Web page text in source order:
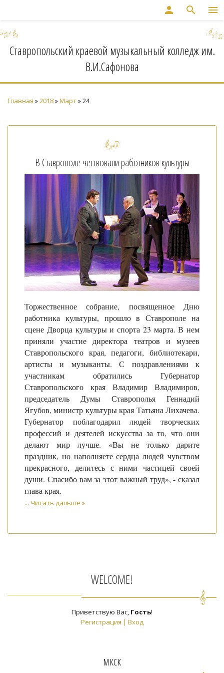
menu
search
person
Ставропольский краевой музыкальный колледж им.
В.И.Сафонова
Главная »2018»Март»24
В Ставрополе чествовали работников культуры
Торжественное собрание, посвященное Дню
работника культуры, прошло в Ставрополе на
сцене Дворца культуры и спорта 23 марта. В нем
приняли участие директора театров и музеев
Ставропольского края, педагоги, библиотекари,
артисты и музыканты. С поздравлениями к
участникам обратились Губернатор
Ставропольского края Владимир Владимиров,
председатель Думы Ставрополья Геннадий
Ягубов, министр культуры края Татьяна Лихачева.
Губернатор поблагодарил людей творческих
профессий и деятелей искусства за то, что они
делают мир лучше. «Вы не только дарите
праздник, но наполняете сердца людей чувством
прекрасного, делитесь с ними частицей своей
души. Спасибо вам за этот важный труд», - сказал
глава края.
... Читать дальше »
WELCOME!
Приветствую Вас, Гость!
Регистрация | Вход
мкск